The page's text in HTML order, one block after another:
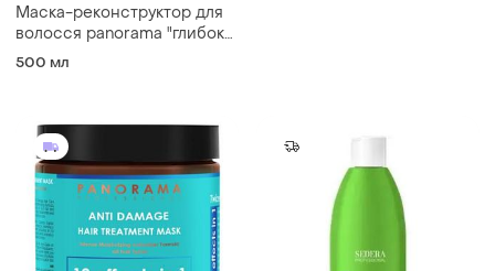
Маска-реконструктор для
волосся panorama "глибоке
відновлення", 500 мл
500 мл